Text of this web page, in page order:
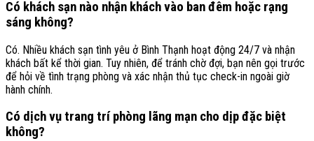
Có khách sạn nào nhận khách vào ban đêm hoặc rạng
sáng không?
Có. Nhiều khách sạn tình yêu ở Bình Thạnh hoạt động 24/7 và nhận
khách bất kể thời gian. Tuy nhiên, để tránh chờ đợi, bạn nên gọi trước
để hỏi về tình trạng phòng và xác nhận thủ tục check-in ngoài giờ
hành chính.
Có dịch vụ trang trí phòng lãng mạn cho dịp đặc biệt
không?